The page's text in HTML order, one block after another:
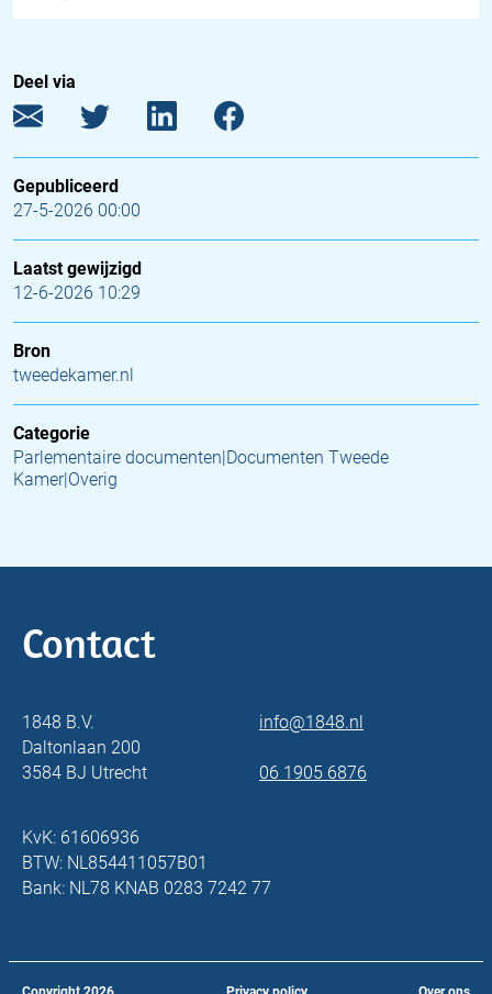
Deel via
Gepubliceerd
27-5-2026 00:00
Laatst gewijzigd
12-6-2026 10:29
Bron
tweedekamer.nl
Categorie
Parlementaire documenten|Documenten Tweede
Kamer|Overig
Contact
1848 B.V.
Daltonlaan 200
3584 BJ Utrecht
info@1848.nl
06 1905 6876
KvK: 61606936
BTW: NL854411057B01
Bank: NL78 KNAB 0283 7242 77